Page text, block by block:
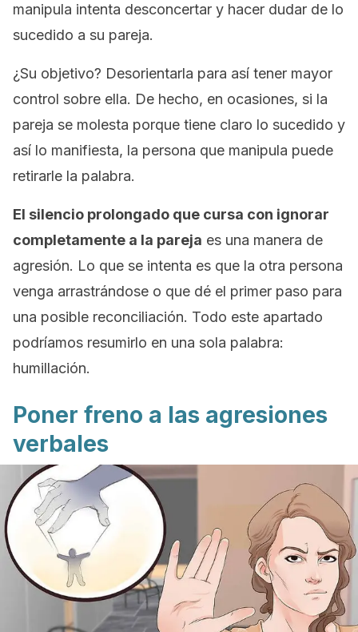
manipula intenta desconcertar y hacer dudar de lo
sucedido a su pareja.
¿Su objetivo? Desorientarla para así tener mayor
control sobre ella. De hecho, en ocasiones, si la
pareja se molesta porque tiene claro lo sucedido y
así lo manifiesta, la persona que manipula puede
retirarle la palabra.
El silencio prolongado que cursa con ignorar
completamente a la pareja es una manera de
agresión. Lo que se intenta es que la otra persona
venga arrastrándose o que dé el primer paso para
una posible reconciliación. Todo este apartado
podríamos resumirlo en una sola palabra:
humillación.
Poner freno a las agresiones
verbales